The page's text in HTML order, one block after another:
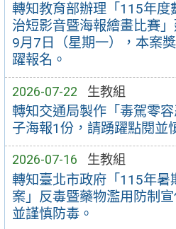
轉知教育部辦理「115年度
治短影音暨海報繪畫比賽
9月7日（星期一），本案
躍報名。
2026-07-22 生教組
轉知交通局製作「毒駕零
子海報1份，請踴躍點閱並
2026-07-16 生教組
轉知臺北市政府「115年
案」反毒暨藥物濫用防制
並謹慎防毒。